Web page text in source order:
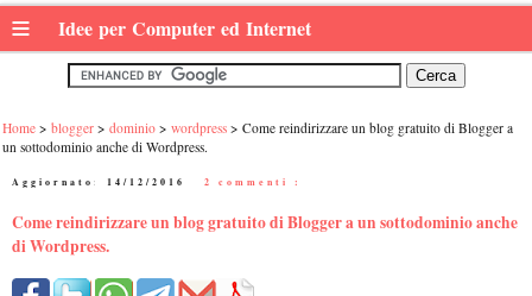
≡ Idee per Computer ed Internet
Home blogger dominio wordpress
Come reindirizzare un blog gratuito di Blogger a
un sottodominio anche di Wordpress.
Aggiornato: 14/12/2016 2 commenti :
Come reindirizzare un blog gratuito di Blogger a un sottodominio anche
di Wordpress.